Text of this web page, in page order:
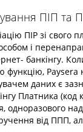
ПІП та
ПІР зі
і
банкінгу.
Paysera
даних є
Платника
одноразового
від ППП,